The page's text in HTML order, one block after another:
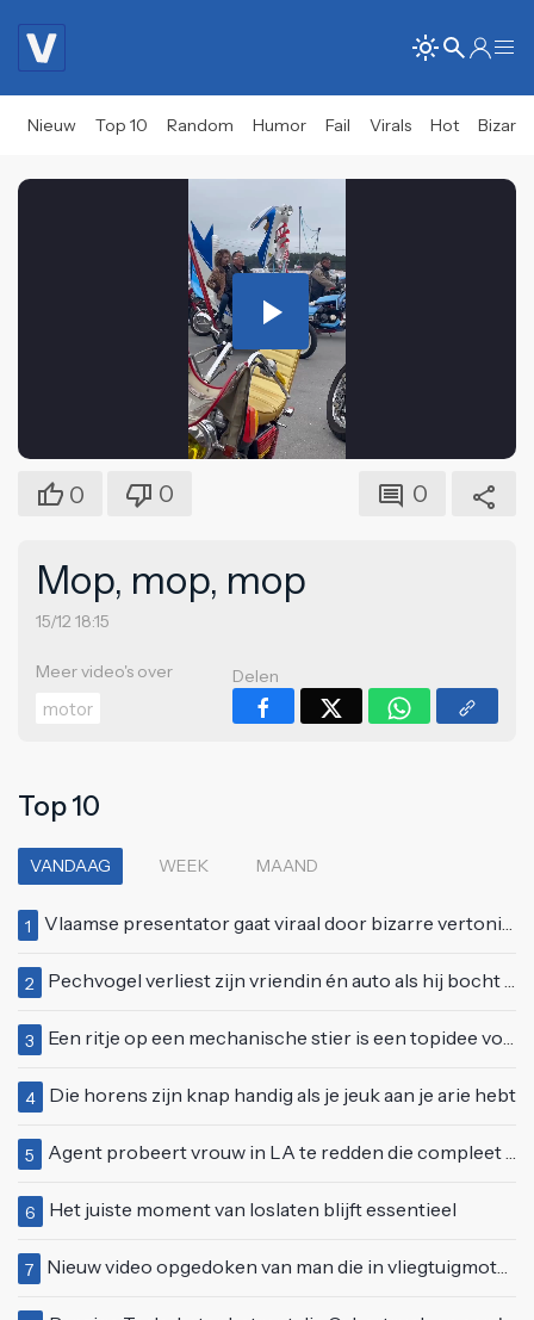
Nieuw Top 10 Random Humor Fail Virals Hot Bizar
Play
Video
0 0 0
Mop, mop, mop
15/12 18:15
Meer video's over
motor
Delen
Top 10
VANDAAG WEEK MAAND
1 Vlaamse presentator gaat viraal door bizarre vertoning op live televisie: "Helemaal stijf van de bloem"
2 Pechvogel verliest zijn vriendin én auto als hij bocht te scherp neemt
3 Een ritje op een mechanische stier is een topidee voor een eerste date
4 Die horens zijn knap handig als je jeuk aan je arie hebt
5 Agent probeert vrouw in LA te redden die compleet van het padje is
6 Het juiste moment van loslaten blijft essentieel
7 Nieuw video opgedoken van man die in vliegtuigmotor springt op vliegveld Milaan